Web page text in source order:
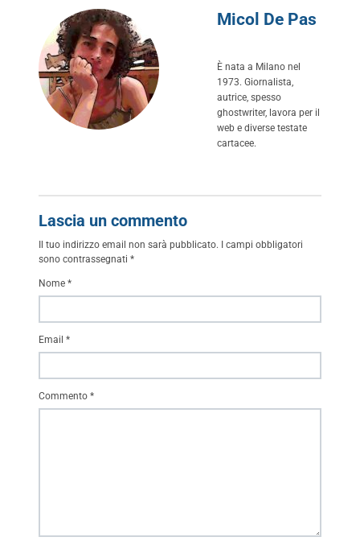
Micol De Pas
È nata a Milano nel
1973. Giornalista,
autrice, spesso
ghostwriter, lavora per il
web e diverse testate
cartacee.
Lascia un commento
Il tuo indirizzo email non sarà pubblicato. I campi obbligatori
sono contrassegnati *
Commento *
Nome *
Email *